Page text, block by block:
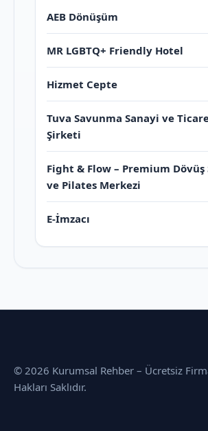
AEB Dönüşüm
MR LGBTQ+ Friendly Hotel
Hizmet Cepte
Tuva Savunma Sanayi ve
Şirketi
Fight & Flow – Premium Dövüş
ve Pilates Merkezi
E-İmzacı
© 2026 Kurumsal Rehber – Ücretsiz
Hakları Saklıdır.